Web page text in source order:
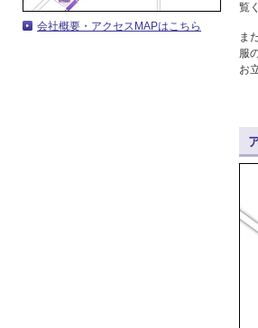
会社概要・アクセスMAPはこちら
覧
ま
服
お